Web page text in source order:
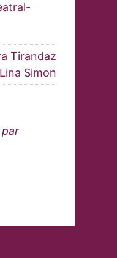
Tirandaz
Simon